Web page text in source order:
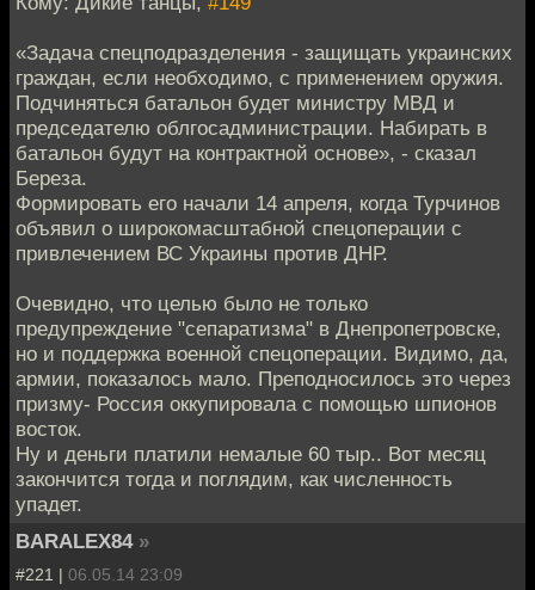
«Задача спецподразделения - защищать украинских
граждан, если необходимо, с применением оружия.
Подчиняться батальон будет министру МВД и
председателю облгосадминистрации. Набирать в
батальон будут на контрактной основе», - сказал
Береза.
Формировать его начали 14 апреля, когда Турчинов
объявил о широкомасштабной спецоперации с
привлечением ВС Украины против ДНР.
Очевидно, что целью было не только
предупреждение "сепаратизма" в Днепропетровске,
но и поддержка военной спецоперации. Видимо, да,
армии, показалось мало. Преподносилось это через
призму- Россия оккупировала с помощью шпионов
восток.
Ну и деньги платили немалые 60 тыр.. Вот месяц
закончится тогда и поглядим, как численность
упадет.
BARALEX84 »
#221 | 06.05.14 23:09